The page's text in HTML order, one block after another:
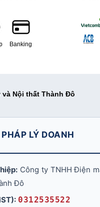
Banking
và Nội thất Thành Đô
LÝ DOANH
Công ty TNHH Điện
Đô
0312535522